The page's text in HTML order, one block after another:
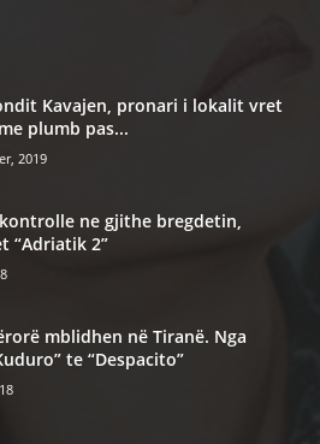
Kavajen, pronari i lokalit vret
plumb pas...
2019
ne gjithe bregdetin,
“Adriatik 2”
mblidhen në Tiranë. Nga
te “Despacito”